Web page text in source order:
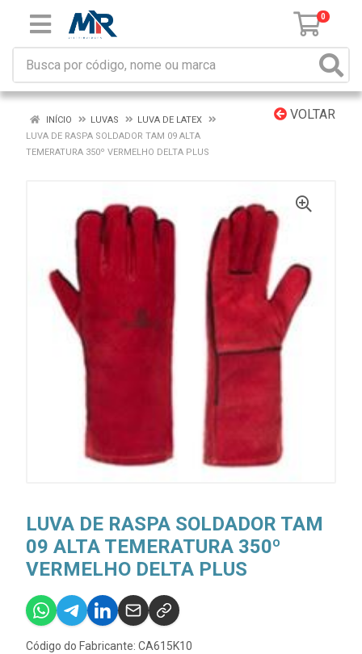
0
VOLTAR
INÍCIO LUVAS
LUVA DE LATEX
LUVA DE RASPA SOLDADOR TAM 09 ALTA
TEMERATURA 350º VERMELHO DELTA PLUS
LUVA DE RASPA SOLDADOR TAM
09 ALTA TEMERATURA 350º
VERMELHO DELTA PLUS
Código do Fabricante: CA615K10